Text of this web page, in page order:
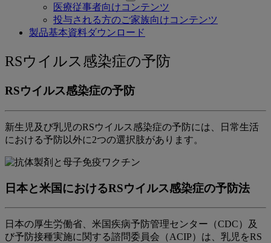
医療従事者向けコンテンツ
投与される方のご家族向けコンテンツ
製品基本資料ダウンロード
RS
イ
ル
ス
感
症
の
予
RSウイルス感染症の予防
RSウイルス感染症の予防
新生児及び乳児のRSウイルス感染症の予防には、日常生活
における予防以外に2つの選択肢があります。
日本と米国におけるRSウイルス感染症の予防法
日本の厚生労働省、米国疾病予防管理センター（CDC）及
び予防接種実施に関する諮問委員会（ACIP）は、乳児をRS